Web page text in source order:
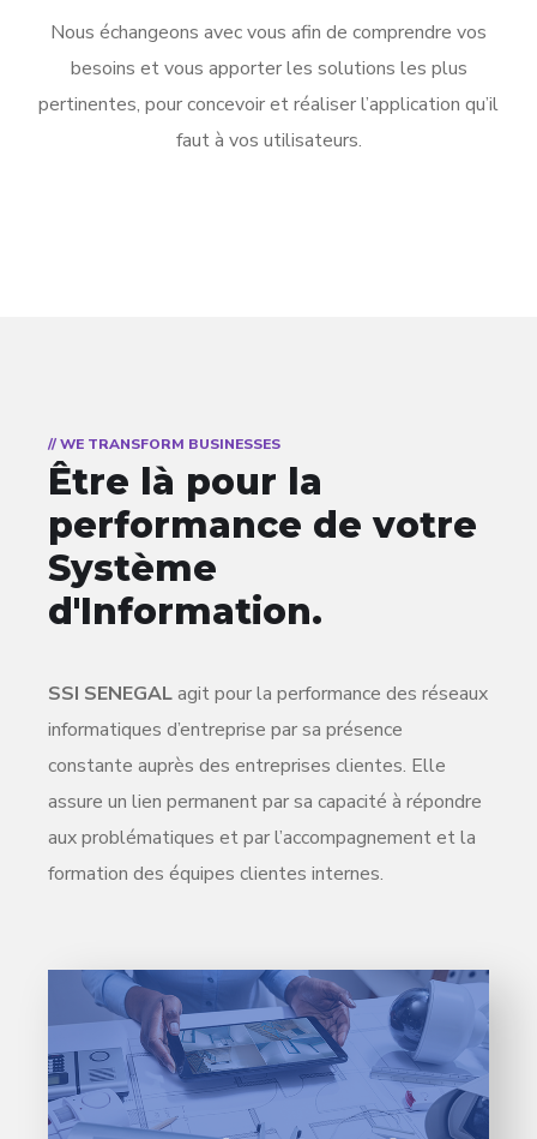
Nous échangeons avec vous afin de comprendre vos
besoins et vous apporter les solutions les plus
pertinentes, pour concevoir et réaliser l’application qu’il
faut à vos utilisateurs.
// WE TRANSFORM BUSINESSES
Être là pour la
performance de votre
Système
d'Information.
SSI SENEGALagit pour la performance des réseaux
informatiques d’entreprise par sa présence
constante auprès des entreprises clientes. Elle
assure un lien permanent par sa capacité à répondre
aux problématiques et par l’accompagnement et la
formation des équipes clientes internes.
Controle d'accès
Détection intrusion